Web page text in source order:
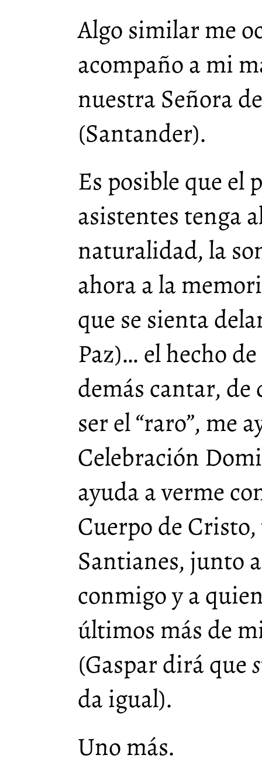
Algo similar me
acompaño a mi
nuestra Señora
(Santander).
Es posible que el
asistentes tenga
naturalidad, la
ahora a la
que se sienta
Paz)… el hecho
demás cantar, de
ser el “raro”, me
Celebración
ayuda a verme
Cuerpo de
Santianes, junto
conmigo y a
últimos más de
(Gaspar dirá que
da igual).
Uno más.